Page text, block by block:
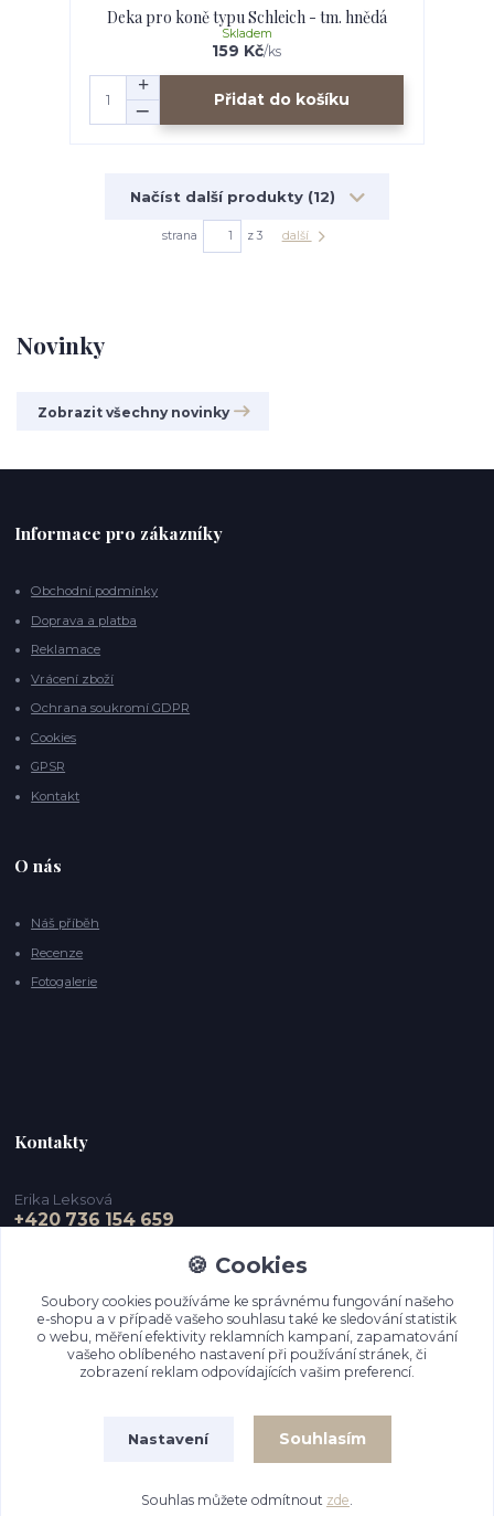
Novinky
Zobrazit všechny novinky
Deka pro koně typu Schleich - tm. hnědá
159 Kč/ks
Skladem
Přidat do košíku
Načíst další produkty (12)
strana z 3 další
Informace pro zákazníky
Obchodní podmínky
Doprava a platba
Reklamace
Vrácení zboží
Ochrana soukromí GDPR
Cookies
GPSR
Kontakt
O nás
Náš příběh
Recenze
Fotogalerie
Kontakty
Erika Leksová
+420 736 154 659
info@ejdesign.cz
Upravit sběr cookies.
Vytvořeno na Eshop-rychle.cz
🍪 Cookies
Soubory cookies používáme ke správnému fungování našeho
e-shopu a v případě vašeho souhlasu také ke sledování statistik
o webu, měření efektivity reklamních kampaní, zapamatování
vašeho oblíbeného nastavení při používání stránek, či
zobrazení reklam odpovídajících vašim preferencí.
Nastavení Souhlasím
Souhlas můžete odmítnout zde